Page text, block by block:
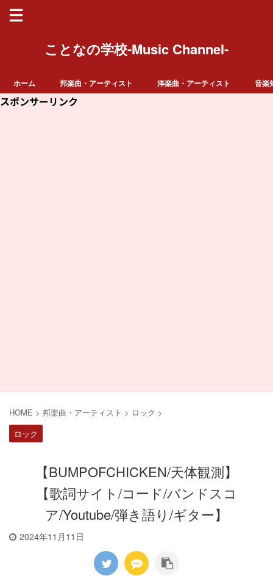
ことなの学校-Music Channel-
ホーム 邦楽曲・アーティスト 洋楽曲・アーティスト 音楽
スポンサーリンク
HOME > 邦楽曲・アーティスト > ロック >
ロック
【BUMPOFCHICKEN/天体観測】
【歌詞サイト/コード/バンドスコ
ア/Youtube/弾き語り/ギター】
2024年11月11日